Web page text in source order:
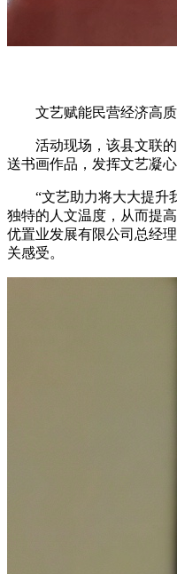
文艺赋能民营经济高
活动现场，该县文联
送书画作品，发挥文艺凝
“文艺助力将大大提升
独特的人文温度，从而提
优置业发展有限公司总经
关感受。